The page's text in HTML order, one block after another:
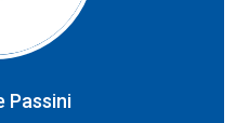
Passini